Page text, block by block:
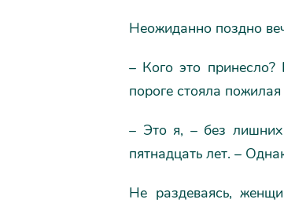
Неожиданно поздно
– Кого это
пороге стояла
– Это я, – без лишних
пятнадцать лет. –
Не раздеваясь,